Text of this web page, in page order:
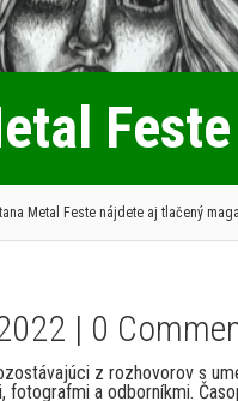
Metal Feste nájdete aj tlačený
| 0
z rozhovorov s
fotografmi a odborníkmi.